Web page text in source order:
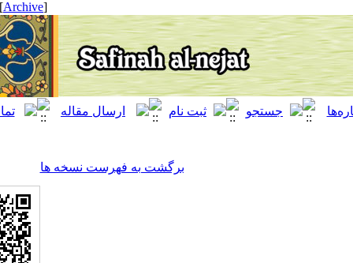
[ English ]
برگشت به فهرست نسخه ها